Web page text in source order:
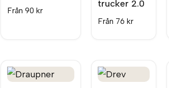
Från 90 kr
trucker 2.0
Från 76 kr